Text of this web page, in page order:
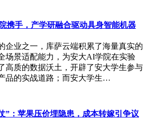
携手，产学研融合驱动具身智能机器
企业之一，库萨云端积累了海量真实的
场景适配能力，为安大AI学院在实验
高质的数据沃土，开辟了安大学生参与
品的实战道路；而安大学生…
”：苹果压价埋隐患，成本转嫁引争议